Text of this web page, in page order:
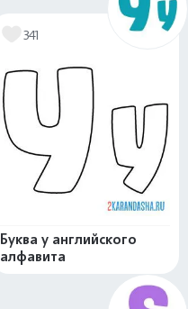
341
Буква y английского
алфавита